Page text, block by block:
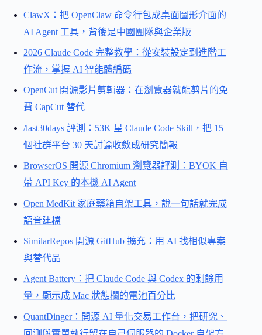
ClawX：把 OpenClaw 命令行包成桌面圖形介面的
AI Agent 工具，背後是中國團隊與企業版
2026 Claude Code 完整教學：從安裝設定到進階工
作流，掌握 AI 智能體編碼
OpenCut 開源影片剪輯器：在瀏覽器就能剪片的免
費 CapCut 替代
/last30days 評測：53K 星 Claude Code Skill，把 15
個社群平台 30 天討論收斂成研究簡報
BrowserOS 開源 Chromium 瀏覽器評測：BYOK 自
帶 API Key 的本機 AI Agent
Open MedKit 家庭藥箱自架工具，說一句話就完成
語音建檔
SimilarRepos 開源 GitHub 擴充：用 AI 找相似專案
與替代品
Agent Battery：把 Claude Code 與 Codex 的剩餘用
量，顯示成 Mac 狀態欄的電池百分比
QuantDinger：開源 AI 量化交易工作台，把研究、